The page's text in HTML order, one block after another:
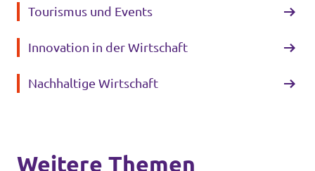
Tourismus und Events
Innovation in der Wirtschaft
Nachhaltige Wirtschaft
Weitere Themen